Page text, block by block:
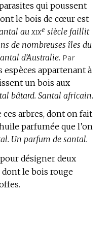
qui poussent
le bois de cœur est
auxixe siècle faillit
de nombreuses îles du
d’Australie. Par
espèces appartenant à
un bois aux
bâtard. Santal africain.
ces arbres, dont on fait
parfumée que l’on
Un parfum de santal.
désigner deux
le bois rouge